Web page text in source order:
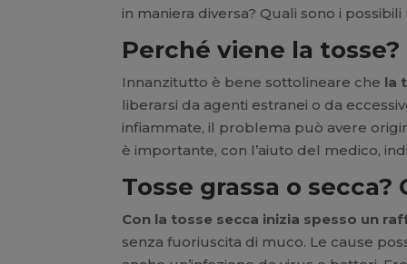
in maniera diversa? Quali sono i
Perché viene la tosse?
Innanzitutto è bene sottolineare che la
liberarsi da agenti estranei o da
infiammate, il problema può avere
è importante, con l’aiuto del medico,
Tosse grassa o
Con la tosse secca inizia spesso un
senza fuoriuscita di muco. Le cause